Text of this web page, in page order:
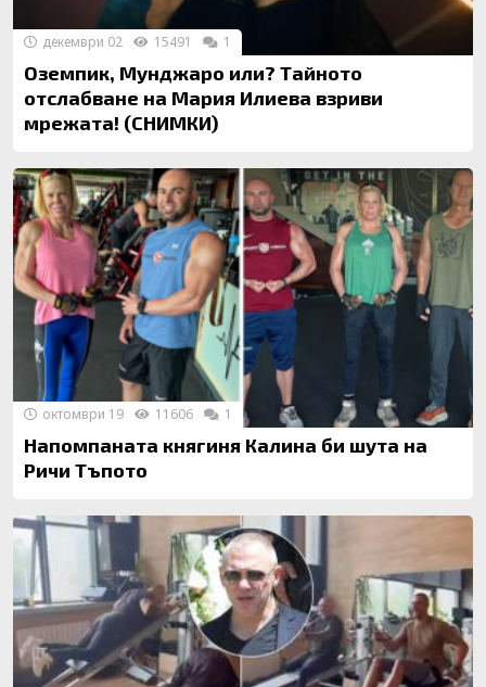
Оземпик, Мунджаро или? Тайното
отслабване на Мария Илиева взриви
мрежата! (СНИМКИ)
декември 02 15491 1
Напомпаната княгиня Калина би шута на
Ричи Тъпото
октомври 19 11606 1